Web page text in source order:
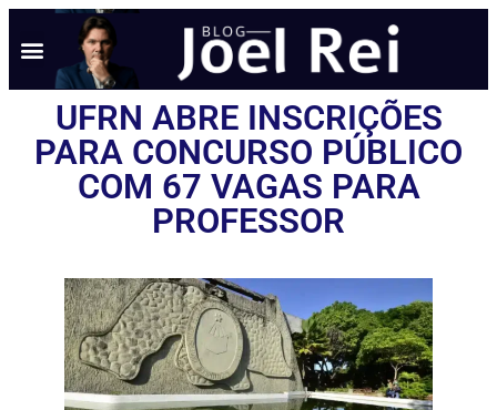
UFRN ABRE INSCRIÇÕES
PARA CONCURSO PÚBLICO
COM 67 VAGAS PARA
PROFESSOR